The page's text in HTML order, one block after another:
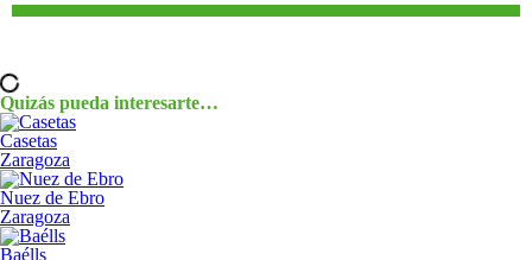
Quizás pueda interesarte…
Casetas
Zaragoza
Nuez de Ebro
Zaragoza
Baélls